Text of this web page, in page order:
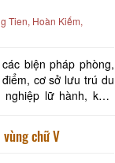
Tien, Hoàn Kiếm,
biện pháp phòng,
cơ sở lưu trú du
chữ V